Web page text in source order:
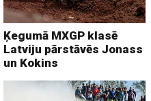
Ķegumā MXGP klasē
Latviju pārstāvēs Jonass
un Kokins